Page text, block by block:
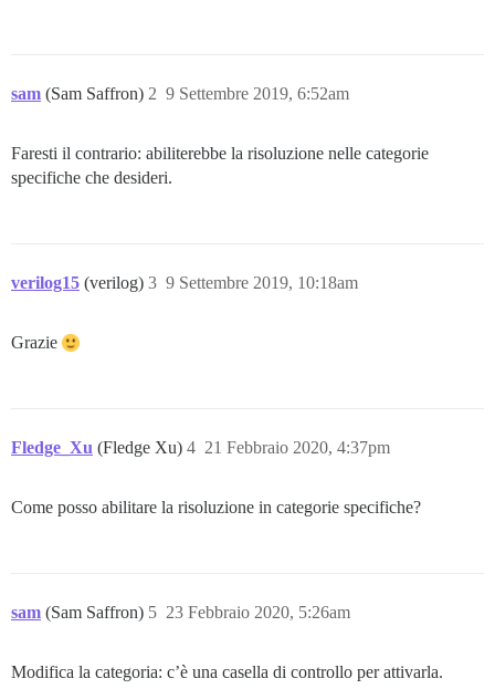
sam (Sam Saffron) 9 Settembre 2019, 6:52am
2
Faresti il contrario: abiliterebbe la risoluzione nelle categorie
specifiche che desideri.
verilog15 (verilog) 9 Settembre 2019, 10:18am
3
Grazie
Fledge_Xu (Fledge Xu) 21 Febbraio 2020, 4:37pm
4
Come posso abilitare la risoluzione in categorie specifiche?
sam (Sam Saffron) 23 Febbraio 2020, 5:26am
5
Modifica la categoria: c’è una casella di controllo per attivarla.